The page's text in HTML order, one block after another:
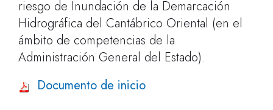
riesgo de Inundación de la Demarcación
Hidrográfica del Cantábrico Oriental (en el
ámbito de competencias de la
Administración General del Estado).
Documento de inicio